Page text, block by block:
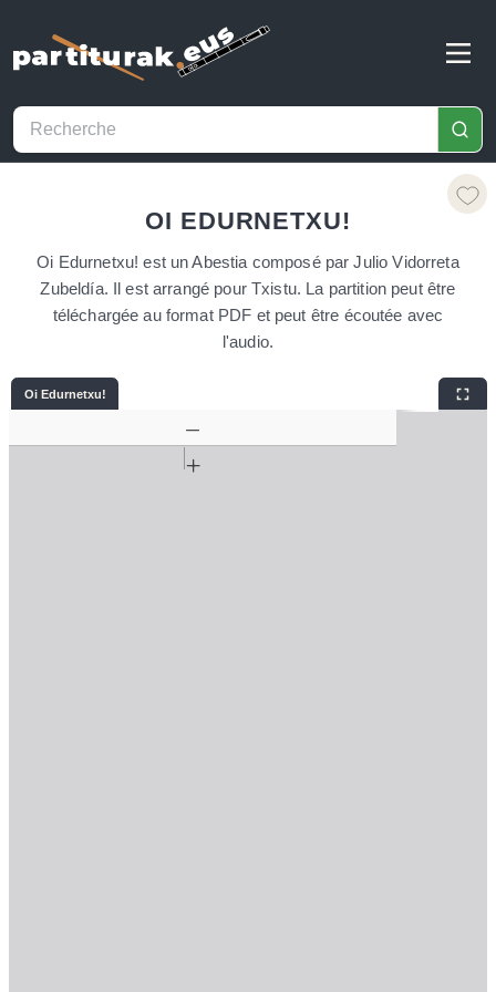
OI EDURNETXU!
Oi Edurnetxu! est un Abestia composé par Julio Vidorreta
Zubeldía. Il est arrangé pour Txistu. La partition peut être
téléchargée au format PDF et peut être écoutée avec
l'audio.
Oi Edurnetxu!